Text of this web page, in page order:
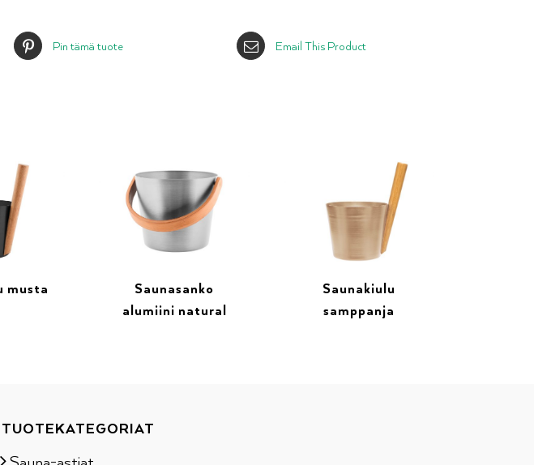
Pin tämä tuote Email This Product
musta
Saunasanko
alumiini natural
Saunakiulu
samppanja
TUOTEKATEGORIAT